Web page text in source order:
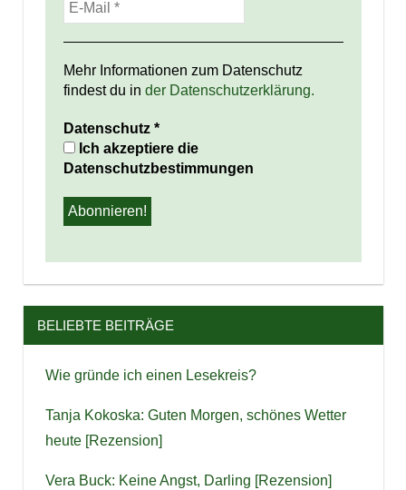
Mehr Informationen zum Datenschutz
findest du in der Datenschutzerklärung.
Datenschutz *
Ich akzeptiere die
Datenschutzbestimmungen
BELIEBTE BEITRÄGE
Wie gründe ich einen Lesekreis?
Tanja Kokoska: Guten Morgen, schönes Wetter
heute [Rezension]
Vera Buck: Keine Angst, Darling [Rezension]